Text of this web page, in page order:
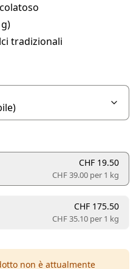
tradizionali
CHF 19.50
CHF 39.00 per 1 kg
CHF 175.50
CHF 35.10 per 1 kg
non è attualmente